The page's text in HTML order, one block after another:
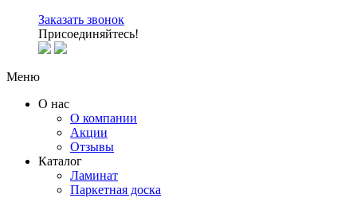
Заказать звонок
Присоединяйтесь!
Меню
О нас
О компании
Акции
Отзывы
Каталог
Ламинат
Паркетная доска